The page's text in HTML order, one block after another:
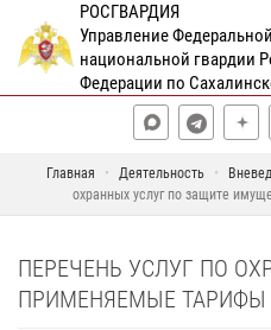
РОСГВАРДИЯ
Управление
национальной гвардии
Федерации по
Главная Деятельность
охранных услуг по защите
ПЕРЕЧЕНЬ УСЛУГ ПО
ПРИМЕНЯЕМЫЕ ТАРИФЫ